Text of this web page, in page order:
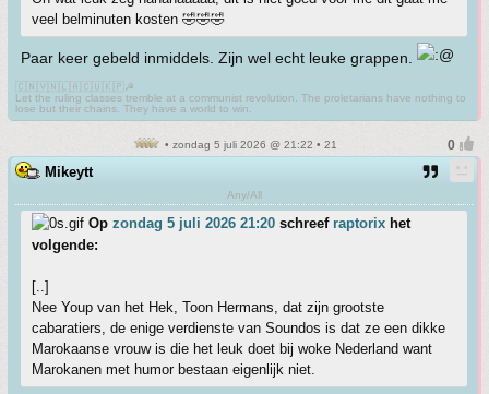
veel belminuten kosten 🤣🤣🤣
Paar keer gebeld inmiddels. Zijn wel echt leuke grappen.
🇨🇳🇻🇳🇱🇦🇨🇺🇰🇵☭
Let the ruling classes tremble at a communist revolution. The proletarians have nothing to
lose but their chains. They have a world to win.
• zondag 5 juli 2026 @ 21:22 • 21
Mikeytt
Any/All
Op zondag 5 juli 2026 21:20 schreef raptorix het
volgende:
[..]
Nee Youp van het Hek, Toon Hermans, dat zijn grootste
cabaratiers, de enige verdienste van Soundos is dat ze een dikke
Marokaanse vrouw is die het leuk doet bij woke Nederland want
Marokanen met humor bestaan eigenlijk niet.